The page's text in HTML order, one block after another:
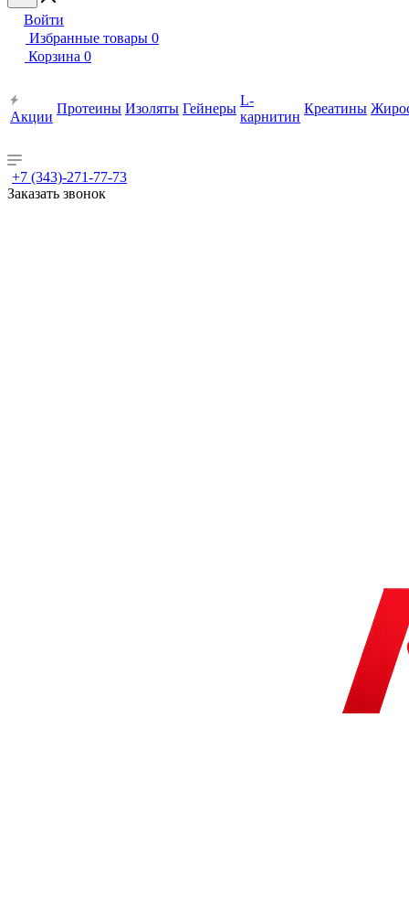
Войти
Избранные товары 0
Корзина 0
Акции
Протеины Изоляты Гейнеры
L-
карнитин
Креатины
+7 (343)-271-77-73
Заказать звонок